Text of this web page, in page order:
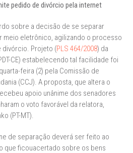
pedido de divórcio pela internet
sobre a decisão de se separar
eletrônico, agilizando o processo
divórcio. Projeto (PLS 464/2008) da
CE) estabelecendo tal facilidade foi
feira (2) pela Comissão de
(CCJ). A proposta, que altera o
apoio unânime dos senadores
o voto favorável da relatora,
(PT-MT).
de separação deverá ser feito ao
que ficouacertado sobre os bens